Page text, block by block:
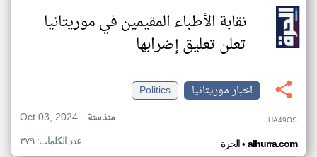
نقابة الأطباء المقيمين في موريتانيا
تعلن تعليق إضرابها
اخبار موريتانيا
Politics
Oct 03, 2024
منذ سنة UA49OS
الحرة• alhurra.com عدد الكلمات: ٣٧٩